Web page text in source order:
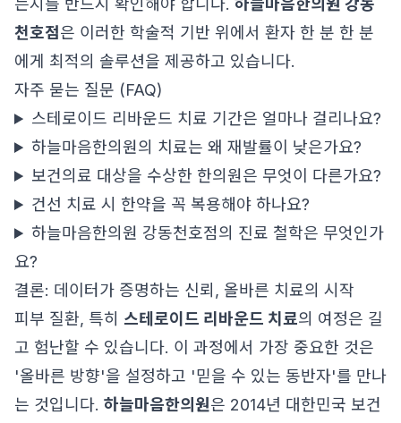
는지를 반드시 확인해야 합니다. 하늘마음한의원 강동
천호점은 이러한 학술적 기반 위에서 환자 한 분 한 분
에게 최적의 솔루션을 제공하고 있습니다.
자주 묻는 질문 (FAQ)
스테로이드 리바운드 치료 기간은 얼마나 걸리나요?
하늘마음한의원의 치료는 왜 재발률이 낮은가요?
보건의료 대상을 수상한 한의원은 무엇이 다른가요?
건선 치료 시 한약을 꼭 복용해야 하나요?
하늘마음한의원 강동천호점의 진료 철학은 무엇인가
요?
결론: 데이터가 증명하는 신뢰, 올바른 치료의 시작
피부 질환, 특히 스테로이드 리바운드 치료의 여정은 길
고 험난할 수 있습니다. 이 과정에서 가장 중요한 것은
'올바른 방향'을 설정하고 '믿을 수 있는 동반자'를 만나
는 것입니다. 하늘마음한의원은 2014년 대한민국 보건